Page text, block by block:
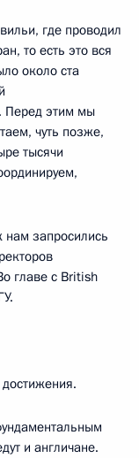
где проводил
то есть это вся
около ста
Перед этим мы
чуть позже,
тысячи
нам запросились
главе с British
и англичане.